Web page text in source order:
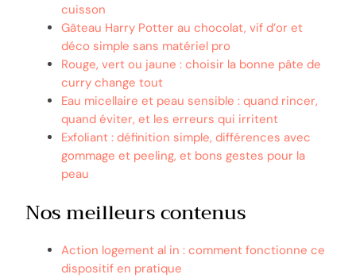
cuisson
Gâteau Harry Potter au chocolat, vif d’or et
déco simple sans matériel pro
Rouge, vert ou jaune : choisir la bonne pâte de
curry change tout
Eau micellaire et peau sensible : quand rincer,
quand éviter, et les erreurs qui irritent
Exfoliant : définition simple, différences avec
gommage et peeling, et bons gestes pour la
peau
Nos meilleurs contenus
Action logement al in : comment fonctionne ce
dispositif en pratique